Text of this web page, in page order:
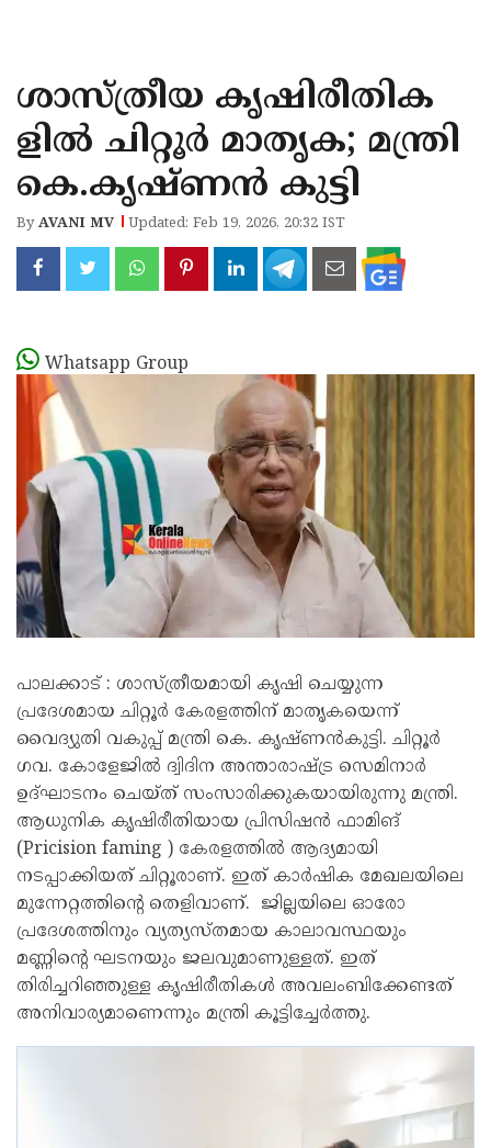
KANNUR
KASARAGOD
ശാസ്ത്രീയ കൃഷിരീതിക
ളിൽ ചിറ്റൂർ മാതൃക; മന്ത്രി
കെ.കൃഷ്ണൻ കുട്ടി
ByAVANI MV Updated: Feb 19, 2026, 20:32 IST
Whatsapp Group
പാലക്കാട് : ശാസ്ത്രീയമായി കൃഷി ചെയ്യുന്ന
പ്രദേശമായ ചിറ്റൂർ കേരളത്തിന് മാതൃകയെന്ന്
വൈദ്യുതി വകുപ്പ് മന്ത്രി കെ. കൃഷ്ണൻകുട്ടി. ചിറ്റൂർ
ഗവ. കോളേജിൽ ദ്വിദിന അന്താരാഷ്ട്ര സെമിനാർ
ഉദ്ഘാടനം ചെയ്ത് സംസാരിക്കുകയായിരുന്നു മന്ത്രി.
ആധുനിക കൃഷിരീതിയായ പ്രിസിഷൻ ഫാമിങ്
(Pricision faming ) കേരളത്തിൽ ആദ്യമായി
നടപ്പാക്കിയത് ചിറ്റൂരാണ്. ഇത് കാർഷിക മേഖലയിലെ
മുന്നേറ്റത്തിന്റെ തെളിവാണ്. ജില്ലയിലെ ഓരോ
പ്രദേശത്തിനും വ്യത്യസ്തമായ കാലാവസ്ഥയും
മണ്ണിന്റെ ഘടനയും ജലവുമാണുള്ളത്. ഇത്
തിരിച്ചറിഞ്ഞുള്ള കൃഷിരീതികൾ അവലംബിക്കേണ്ടത്
അനിവാര്യമാണെന്നും മന്ത്രി കൂട്ടിച്ചേർത്തു.